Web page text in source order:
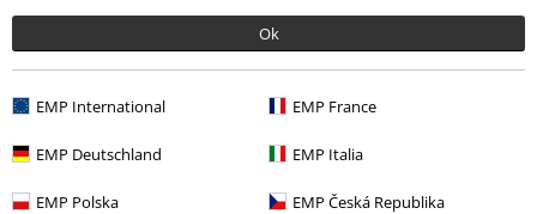
Ok
EMP International EMP France
EMP Deutschland EMP Italia
EMP Polska EMP Česká Republika